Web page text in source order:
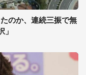
のか、連続三振で無